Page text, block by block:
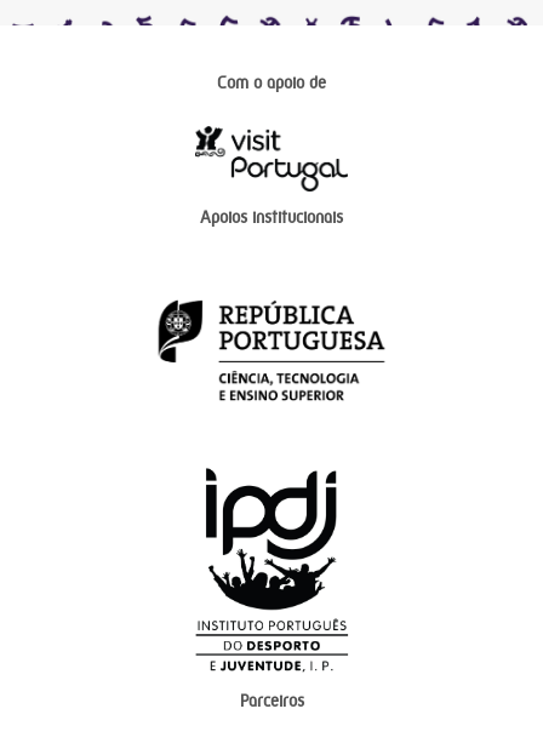
Com o apoio de
Apoios institucionais
Parceiros